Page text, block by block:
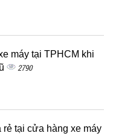
máy tại TPHCM khi
2790
rẻ tại cửa hàng xe máy